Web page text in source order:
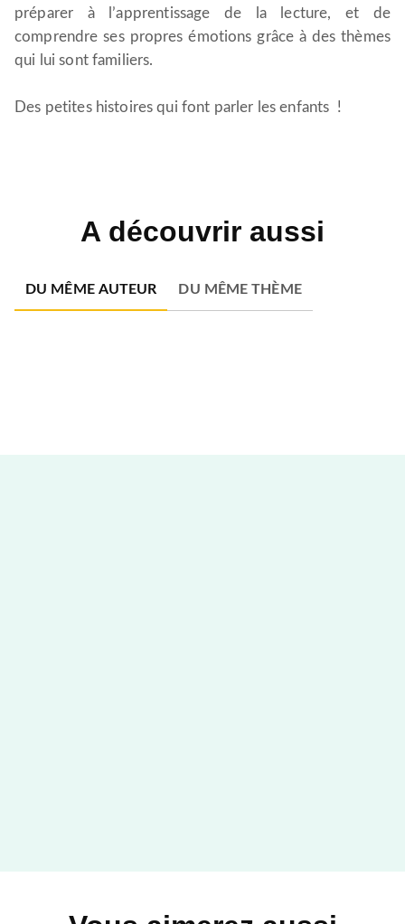
préparer à l’apprentissage de la lecture, et de
comprendre ses propres émotions grâce à des thèmes
qui lui sont familiers.
Des petites histoires qui font parler les enfants !
A découvrir aussi
DU MÊME AUTEUR DU MÊME THÈME